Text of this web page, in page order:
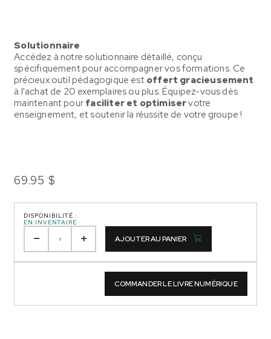
Solutionnaire
Accédez à notre solutionnaire détaillé, conçu
spécifiquement pour accompagner vos formations. Ce
précieux outil pédagogique est offert gracieusement
à l'achat de 20 exemplaires ou plus. Équipez-vous dès
maintenant pour faciliter et optimiservotre
enseignement, et soutenir la réussite de votre groupe !
69.95 $
DISPONIBILITÉ :
EN INVENTAIRE
AJOUTER AU PANIER
COMMANDER LE LIVRE NUMÉRIQUE